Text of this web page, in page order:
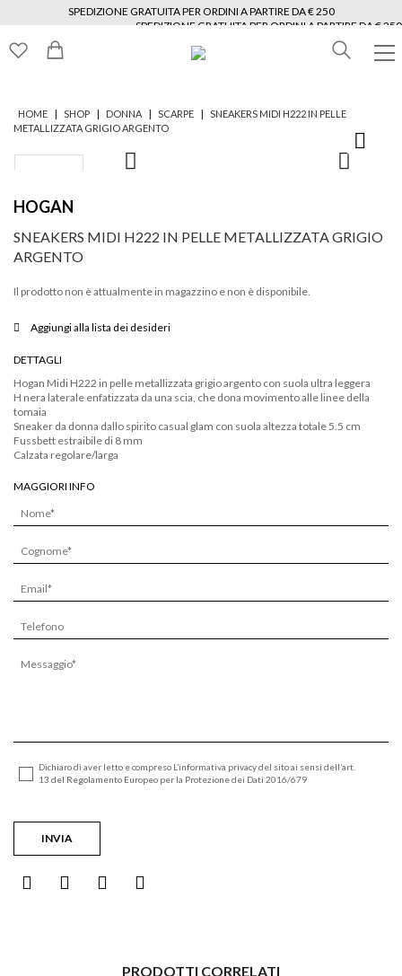
SPEDIZIONE GRATUITA PER ORDINI A PARTIRE DA € 250
SPEDIZIONE GRATUITA PER ORDINI A PARTIRE DA € 250
SPEDIZIONE GRATUITA PER ORDINI A PARTIRE DA € 250
SPEDIZIONE GRATUITA PER ORDINI A PARTIRE DA € 250
HOME | SHOP | DONNA | SCARPE |
SNEAKERS MIDI H222 IN PELLE
METALLIZZATA GRIGIO ARGENTO
HOGAN
SNEAKERS MIDI H222 IN PELLE METALLIZZATA GRIGIO
ARGENTO
Il prodotto non è attualmente in magazzino e non è disponibile.
Aggiungi alla lista dei desideri
DETTAGLI
Hogan Midi H222 in pelle metallizzata grigio argento con suola ultra leggera
H nera laterale enfatizzata da una scia, che dona movimento alle linee della
tomaia
Sneaker da donna dallo spirito casual glam con suola altezza totale 5.5 cm
Fussbett estraibile di 8 mm
Calzata regolare/larga
MAGGIORI INFO
Dichiaro di aver letto e compreso L’informativa privacy del sito ai sensi dell’art.
13 del Regolamento Europeo per la Protezione dei Dati 2016/679
PRODOTTI CORRELATI